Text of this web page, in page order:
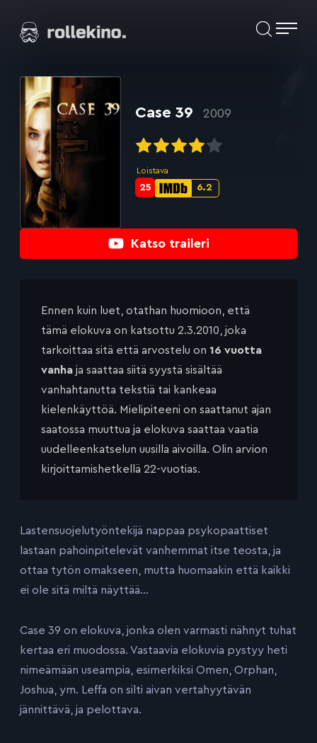
suoraan
Elokuvat ja elokuva-arviot | Rollekino.fi
jälkeen.
Katso traileri
Case 39 2009
Loistava
IMDb-
6.2
Metascore-
25
Ennen kuin luet, otathan huomioon, että
tämä elokuva on katsottu 2.3.2010, joka
tarkoittaa sitä että arvostelu on 16 vuotta
vanha ja saattaa siitä syystä sisältää
vanhahtanutta tekstiä tai kankeaa
kielenkäyttöä. Mielipiteeni on saattanut ajan
saatossa muuttua ja elokuva saattaa vaatia
uudelleenkatselun uusilla aivoilla. Olin arvion
kirjoittamishetkellä 22-vuotias.
Lastensuojelutyöntekijä nappaa psykopaattiset
lastaan pahoinpitelevät vanhemmat itse teosta, ja
ottaa tytön omakseen, mutta huomaakin että kaikki
ei ole sitä miltä näyttää…
Case 39 on elokuva, jonka olen varmasti nähnyt tuhat
kertaa eri muodossa. Vastaavia elokuvia pystyy heti
nimeämään useampia, esimerkiksi Omen, Orphan,
Joshua, ym. Leffa on silti aivan vertahyytävän
jännittävä, ja pelottava.